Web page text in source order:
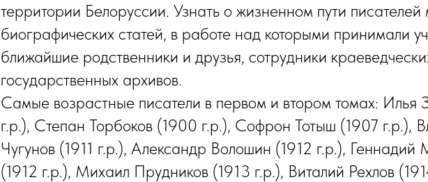
территории Белоруссии. Узнать о жизненном пути
биографических статей, в работе над которыми принимали
ближайшие родственники и друзья, сотрудники
государственных архивов.
Самые возрастные писатели в первом и втором томах: Илья
г.р.), Степан Торбоков (1900 г.р.), Софрон Тотыш (1907 г.р.),
Чугунов (1911 г.р.), Александр Волошин (1912 г.р.), Геннадий
(1912 г.р.), Михаил Прудников (1913 г.р.), Виталий Рехлов